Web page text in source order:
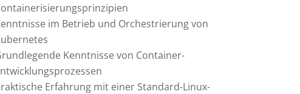
im Betrieb und Orchestrierung von
Kenntnisse von Container-
Erfahrung mit einer Standard-Linux-